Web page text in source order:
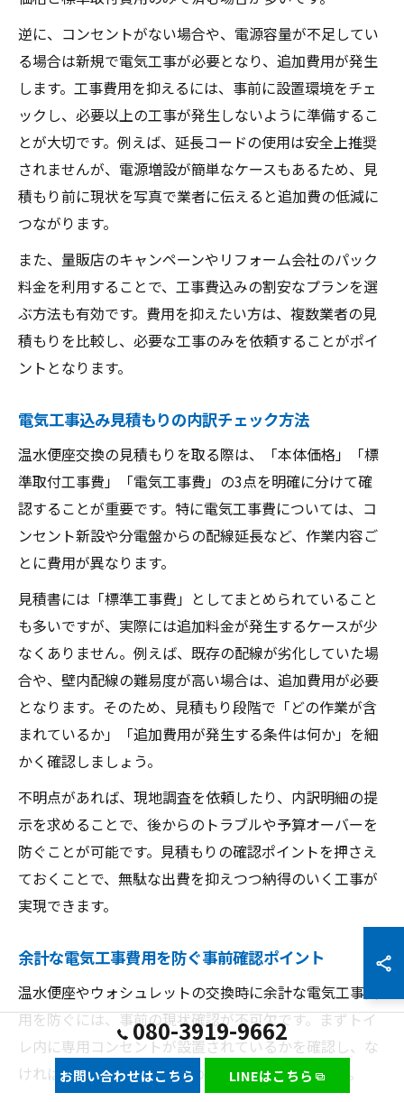
逆に、コンセントがない場合や、電源容量が不足してい
る場合は新規で電気工事が必要となり、追加費用が発生
します。工事費用を抑えるには、事前に設置環境をチェ
ックし、必要以上の工事が発生しないように準備するこ
とが大切です。例えば、延長コードの使用は安全上推奨
されませんが、電源増設が簡単なケースもあるため、見
積もり前に現状を写真で業者に伝えると追加費の低減に
つながります。
また、量販店のキャンペーンやリフォーム会社のパック
料金を利用することで、工事費込みの割安なプランを選
ぶ方法も有効です。費用を抑えたい方は、複数業者の見
積もりを比較し、必要な工事のみを依頼することがポイ
ントとなります。
電気工事込み見積もりの内訳チェック方法
温水便座交換の見積もりを取る際は、「本体価格」「標
準取付工事費」「電気工事費」の3点を明確に分けて確
認することが重要です。特に電気工事費については、コ
ンセント新設や分電盤からの配線延長など、作業内容ご
とに費用が異なります。
見積書には「標準工事費」としてまとめられていること
も多いですが、実際には追加料金が発生するケースが少
なくありません。例えば、既存の配線が劣化していた場
合や、壁内配線の難易度が高い場合は、追加費用が必要
となります。そのため、見積もり段階で「どの作業が含
まれているか」「追加費用が発生する条件は何か」を細
かく確認しましょう。
不明点があれば、現地調査を依頼したり、内訳明細の提
示を求めることで、後からのトラブルや予算オーバーを
防ぐことが可能です。見積もりの確認ポイントを押さえ
ておくことで、無駄な出費を抑えつつ納得のいく工事が
実現できます。
余計な電気工事費用を防ぐ事前確認ポイント
温水便座やウォシュレットの交換時に余計な電気工事費
用を防ぐには、事前の現状確認が不可欠です。まずトイ
レ内に専用コンセントが設置されているかを確認し、な
ければ設置が必要となるため追加費用が発生します。
080-3919-9662
お問い合わせはこちら LINEはこちら